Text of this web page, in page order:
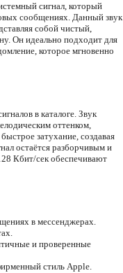
сигнал, который
сообщениях. Данный звук
собой чистый,
Он идеально подходит для
которое мгновенно
в каталоге. Звук
оттенком,
затухание, создавая
остаётся разборчивым и
Кбит/сек обеспечивают
в мессенджерах.
и проверенные
стиль Apple.